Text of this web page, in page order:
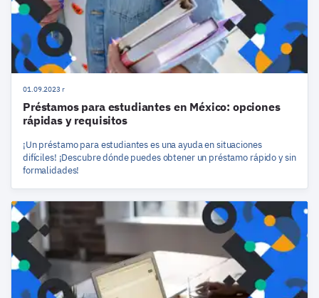
01.09.2023 r
Préstamos para estudiantes en México: opciones
rápidas y requisitos
¡Un préstamo para estudiantes es una ayuda en situaciones
difíciles! ¡Descubre dónde puedes obtener un préstamo rápido y sin
formalidades!